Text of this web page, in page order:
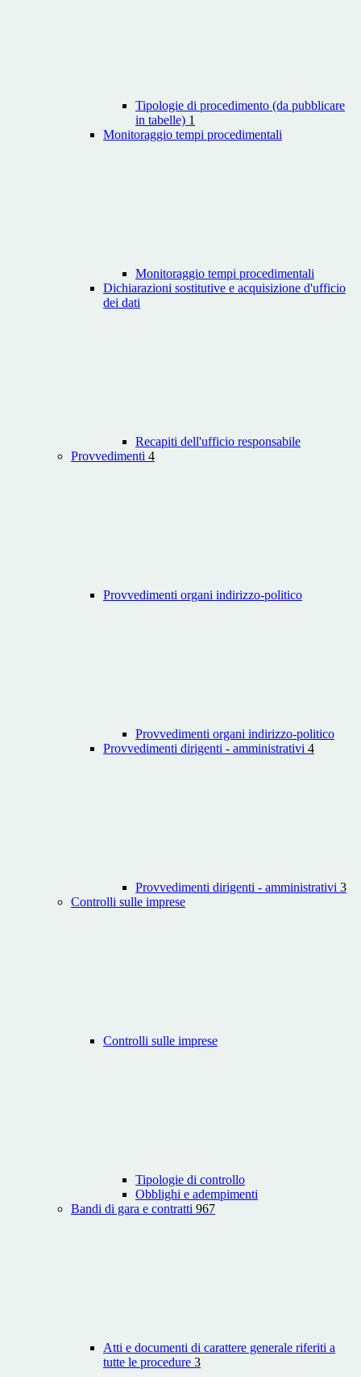
Tipologie di procedimento (da pubblicare
in tabelle) 1
Monitoraggio tempi procedimentali
Monitoraggio tempi procedimentali
Dichiarazioni sostitutive e acquisizione d'ufficio
dei dati
Recapiti dell'ufficio responsabile
Provvedimenti 4
Provvedimenti organi indirizzo-politico
Provvedimenti organi indirizzo-politico
Provvedimenti dirigenti - amministrativi 4
Provvedimenti dirigenti - amministrativi 3
Controlli sulle imprese
Controlli sulle imprese
Tipologie di controllo
Obblighi e adempimenti
Bandi di gara e contratti 967
Atti e documenti di carattere generale riferiti a
tutte le procedure 3